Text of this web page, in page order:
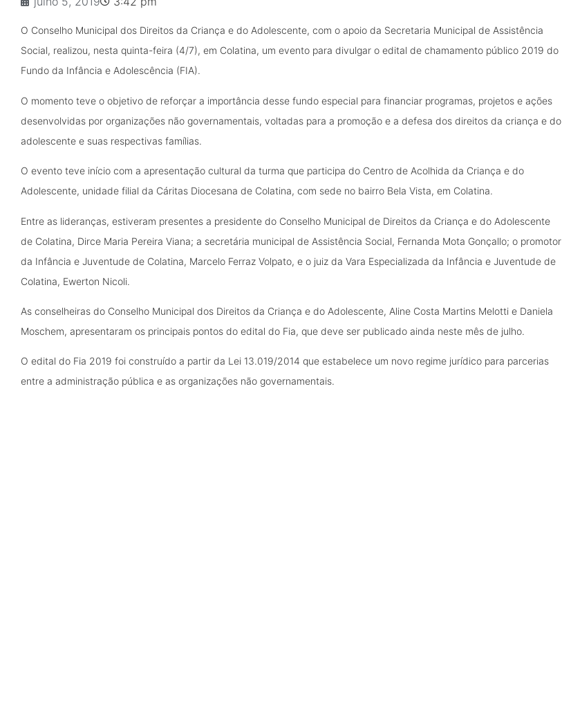
O Conselho Municipal dos Direitos da Criança e do Adolescente, com o apoio da Secretaria Municipal de Assistência
Social, realizou, nesta quinta-feira (4/7), em Colatina, um evento para divulgar o edital de chamamento público 2019 do
Fundo da Infância e Adolescência (FIA).
O momento teve o objetivo de reforçar a importância desse fundo especial para financiar programas, projetos e ações
desenvolvidas por organizações não governamentais, voltadas para a promoção e a defesa dos direitos da criança e do
adolescente e suas respectivas famílias.
O evento teve início com a apresentação cultural da turma que participa do Centro de Acolhida da Criança e do
Adolescente, unidade filial da Cáritas Diocesana de Colatina, com sede no bairro Bela Vista, em Colatina.
Entre as lideranças, estiveram presentes a presidente do Conselho Municipal de Direitos da Criança e do Adolescente
de Colatina, Dirce Maria Pereira Viana; a secretária municipal de Assistência Social, Fernanda Mota Gonçallo; o promotor
da Infância e Juventude de Colatina, Marcelo Ferraz Volpato, e o juiz da Vara Especializada da Infância e Juventude de
Colatina, Ewerton Nicoli.
As conselheiras do Conselho Municipal dos Direitos da Criança e do Adolescente, Aline Costa Martins Melotti e Daniela
Moschem, apresentaram os principais pontos do edital do Fia, que deve ser publicado ainda neste mês de julho.
O edital do Fia 2019 foi construído a partir da Lei 13.019/2014 que estabelece um novo regime jurídico para parcerias
entre a administração pública e as organizações não governamentais.